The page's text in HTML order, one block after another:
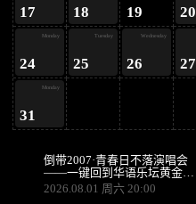
17 18 19 20
Monday
24
Tuesday
25
Wednesday
26 27
Monday
31
倒带2007·青春日不落演唱会
——一键回到华语乐坛黄金年
代（济南站）
2026.08.01 周六 20:00